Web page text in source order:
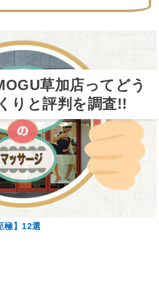
草加店ってどう
りと評判を調査!!
極】12選